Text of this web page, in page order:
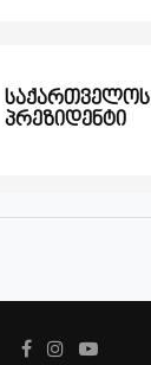
საქართველოს
პრეზიდენტი